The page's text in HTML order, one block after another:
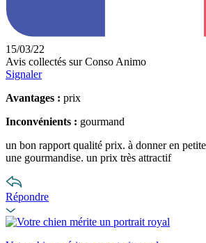
15/03/22
Avis collectés sur Conso Animo
Signaler
Avantages : prix
Inconvénients : gourmand
un bon rapport qualité prix. à donner en
une gourmandise. un prix très attractif
Répondre